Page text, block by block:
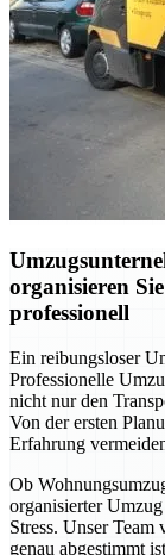
organisieren
professionell
Ein reibungsloser
Professionelle
nicht nur den
Von der ersten
Erfahrung
Ob
organisierter
Stress. Unser Team
genau abgestimmt